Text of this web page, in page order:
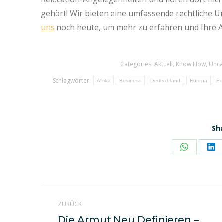
gehört! Wir bieten eine umfassende rechtliche
uns noch heute, um mehr zu erfahren und Ihre
Categories: Aktuell, Know How,
Schlagwörter:
Afrika Business Deutschland Europa
Share
ZURÜCK
Die Armut Neu Definieren –